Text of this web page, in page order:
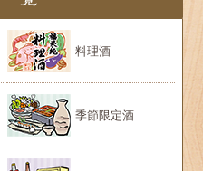
料理酒
季節限定酒